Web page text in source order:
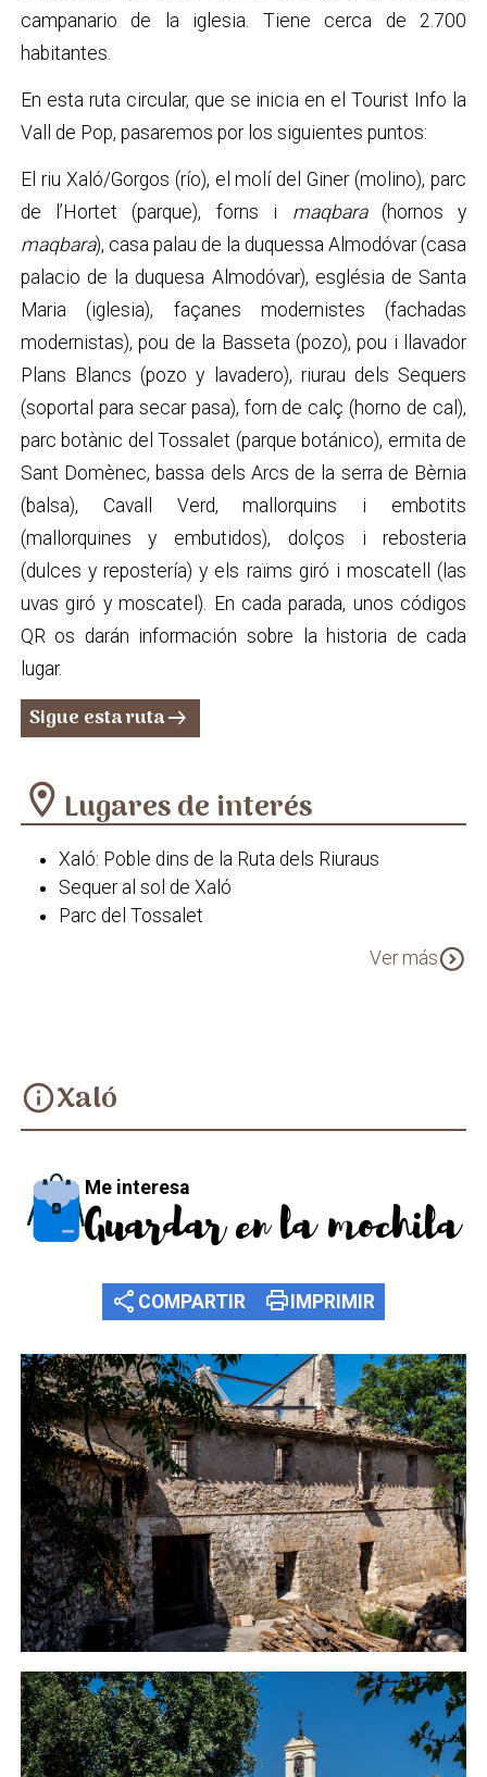
campanario de la iglesia. Tiene cerca de 2.700
habitantes.
En esta ruta circular, que se inicia en el Tourist Info la
Vall de Pop, pasaremos por los siguientes puntos:
El riu Xaló/Gorgos (río), el molí del Giner (molino), parc
de l’Hortet (parque), forns i maqbara (hornos y
maqbara), casa palau de la duquessa Almodóvar (casa
palacio de la duquesa Almodóvar), església de Santa
Maria (iglesia), façanes modernistes (fachadas
modernistas), pou de la Basseta (pozo), pou i llavador
Plans Blancs (pozo y lavadero), riurau dels Sequers
(soportal para secar pasa), forn de calç (horno de cal),
parc botànic del Tossalet (parque botánico), ermita de
Sant Domènec, bassa dels Arcs de la serra de Bèrnia
(balsa), Cavall Verd, mallorquins i embotits
(mallorquines y embutidos), dolços i rebosteria
(dulces y repostería) y els raïms giró i moscatell (las
uvas giró y moscatel). En cada parada, unos códigos
QR os darán información sobre la historia de cada
lugar.
Sigue esta rutaarrow_right_alt
location_on Lugares de interés
Xaló: Poble dins de la Ruta dels Riuraus
Sequer al sol de Xaló
Parc del Tossalet
Ver másexpand_circle_down
infoXaló
Me interesa
Guardar en la mochila
share COMPARTIR printIMPRIMIR